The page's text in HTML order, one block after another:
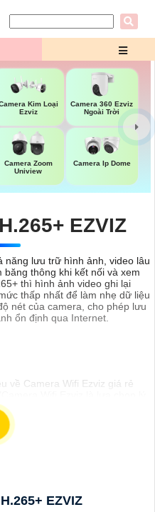
Kim Loại
Ezviz
Camera 360 Ezviz
Ngoài Trời
Camera Zoom
Uniview
Camera Ip Dome
EZVIZ
năng lưu trữ hình ảnh, video lâu
thông khi kết nối và xem
thì hình ảnh video ghi lại
thấp nhất để làm nhẹ dữ liệu
nét của camera, cho phép lưu
ổn định qua Internet.
về Camera Wifi Ezviz giá rẻ
phòng một cách tiện lợi và
nét, tính năng kết nối không
Camera Wifi Ezviz sẽ giúp
EZVIZ